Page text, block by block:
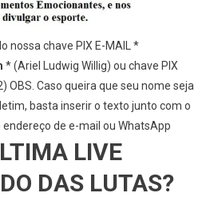
nossa chave PIX E-MAIL *
* (Ariel Ludwig Willig) ou chave PIX
OBS. Caso queira que seu nome seja
basta inserir o texto junto com o
endereço de e-mail ou WhatsApp
LIVE
DAS LUTAS?